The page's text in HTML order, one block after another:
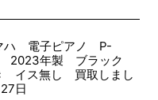
ハ 電子ピアノ P-
2023年製 ブラック
イス無し 買取しまし
日